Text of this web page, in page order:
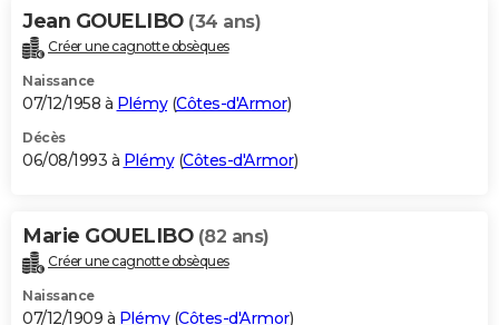
Jean GOUELIBO (34 ans)
Créer une cagnotte obsèques
Naissance
07/12/1958 à Plémy(Côtes-d'Armor)
Décès
06/08/1993 à Plémy(Côtes-d'Armor)
Marie GOUELIBO (82 ans)
Créer une cagnotte obsèques
Naissance
07/12/1909 à Plémy(Côtes-d'Armor)